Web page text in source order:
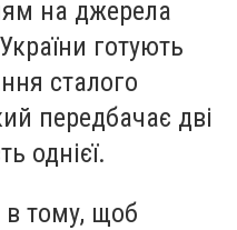
на джерела
готують
сталого
передбачає дві
однієї.
в тому, щоб